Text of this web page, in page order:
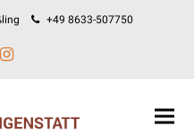
+49 8633-507750
Instagram